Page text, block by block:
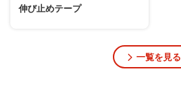
伸び止めテープ
一覧を見る